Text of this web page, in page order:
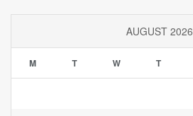
AUGUST 2026
M T W T